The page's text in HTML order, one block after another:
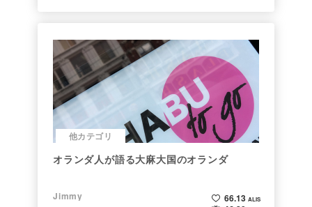
他カテゴリ
オランダ人が語る大麻大国のオランダ
Jimmy
66.13 ALIS